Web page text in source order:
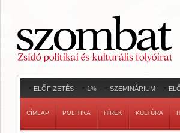
ELŐFIZETÉS 1% SZEMINÁRIUM
CÍMLAP POLITIKA HÍREK KULTÚRA